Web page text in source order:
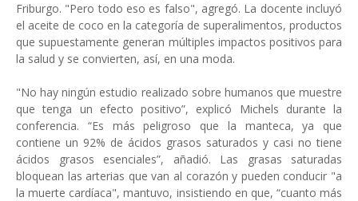
Friburgo. "Pero todo eso es falso", agregó. La docente incluyó
el aceite de coco en la categoría de superalimentos, productos
que supuestamente generan múltiples impactos positivos para
la salud y se convierten, así, en una moda.
"No hay ningún estudio realizado sobre humanos que muestre
que tenga un efecto positivo”, explicó Michels durante la
conferencia. “Es más peligroso que la manteca, ya que
contiene un 92% de ácidos grasos saturados y casi no tiene
ácidos grasos esenciales”, añadió. Las grasas saturadas
bloquean las arterias que van al corazón y pueden conducir "a
la muerte cardíaca", mantuvo, insistiendo en que, “cuanto más